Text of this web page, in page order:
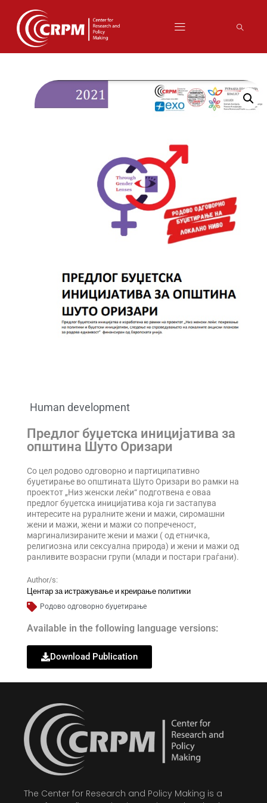
Human development
Предлог буџетска иницијатива за
општина Шуто Оризари
Со цел родово одговорно и партиципативно
буџетирање во општината Шуто Оризари во рамки на
проектот „Низ женски леќи“ подготвена е оваа
предлог буџетска иницијатива која ги застапува
интересите на руралните жени и мажи, сиромашни
жени и мажи, жени и мажи со попреченост,
маргинализираните жени и мажи ( од етничка,
религиозна или сексуална природа) и жени и мажи од
ранливите возрасни групи (млади и постари граѓани).
Author/s:
Центар за истражување и креирање политики
Родово одговорно буџетирање
Available in the following language versions:
Download Publication
The Center for Research and Policy Making is a